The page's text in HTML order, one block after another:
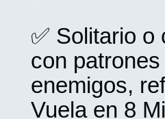
✅ Solitario
con
enemigos,
Vuela en 8